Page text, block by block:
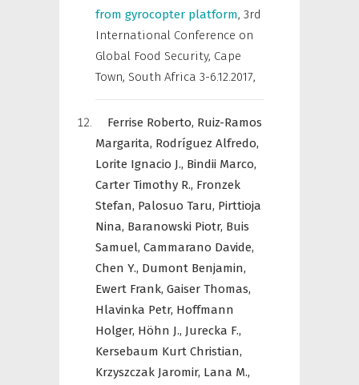
from gyrocopter platform, 3rd
International Conference on
Global Food Security, Cape
Town, South Africa 3-6.12.2017,
Ferrise Roberto, Ruiz-Ramos
Margarita, Rodríguez Alfredo,
Lorite Ignacio J., Bindii Marco,
Carter Timothy R., Fronzek
Stefan, Palosuo Taru, Pirttioja
Nina, Baranowski Piotr, Buis
Samuel, Cammarano Davide,
Chen Y., Dumont Benjamin,
Ewert Frank, Gaiser Thomas,
Hlavinka Petr, Hoffmann
Holger, Höhn J., Jurecka F.,
Kersebaum Kurt Christian,
Krzyszczak Jaromir, Lana M.,